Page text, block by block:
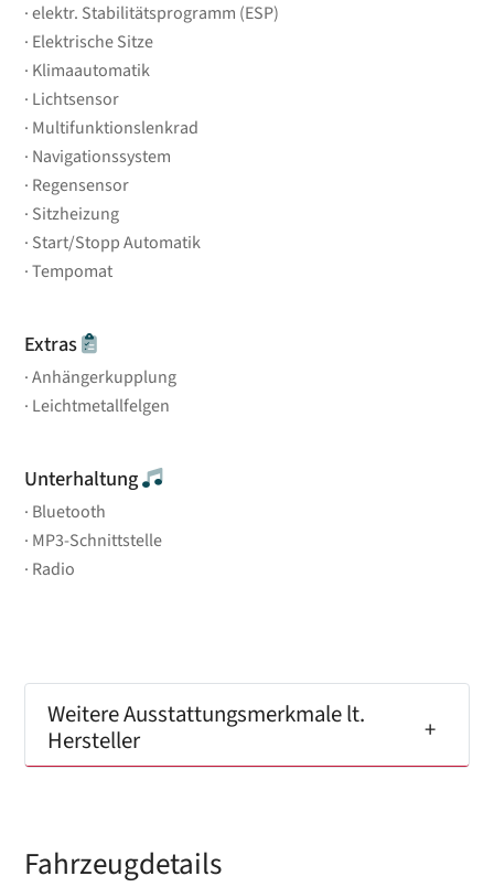
elektr. Stabilitätsprogramm (ESP)
Elektrische Sitze
Klimaautomatik
Lichtsensor
Multifunktionslenkrad
Navigationssystem
Regensensor
Sitzheizung
Start/Stopp Automatik
Tempomat
Extras
Anhängerkupplung
Leichtmetallfelgen
Unterhaltung
Bluetooth
MP3-Schnittstelle
Radio
Weitere Ausstattungsmerkmale lt.
Hersteller
Fahrzeugdetails